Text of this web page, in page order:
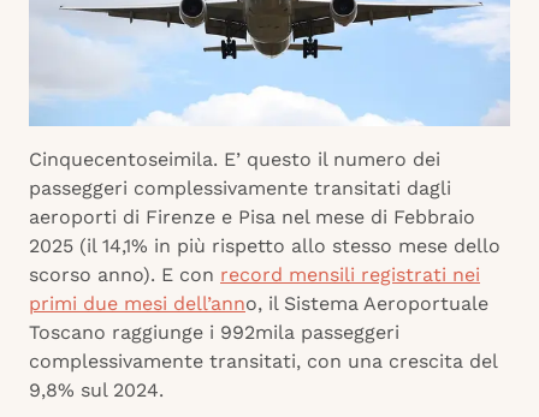
Cinquecentoseimila. E’ questo il numero dei
passeggeri complessivamente transitati dagli
aeroporti di Firenze e Pisa nel mese di Febbraio
2025 (il 14,1% in più rispetto allo stesso mese dello
scorso anno). E con record mensili registrati nei
primi due mesi dell’anno, il Sistema Aeroportuale
Toscano raggiunge i 992mila passeggeri
complessivamente transitati, con una crescita del
9,8% sul 2024.